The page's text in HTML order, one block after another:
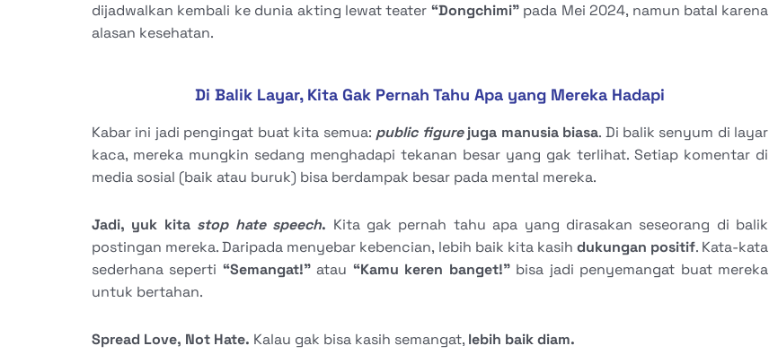
dijadwalkan kembali ke dunia akting lewat teater “Dongchimi”pada Mei 2024, namun batal karena
alasan kesehatan.
Di Balik Layar, Kita Gak Pernah Tahu Apa yang Mereka Hadapi
Kabar ini jadi pengingat buat kita semua: public figurejuga manusia biasa. Di balik senyum di layar
kaca, mereka mungkin sedang menghadapi tekanan besar yang gak terlihat. Setiap komentar di
media sosial (baik atau buruk) bisa berdampak besar pada mental mereka.
Jadi, yuk kita stop hate speech. Kita gak pernah tahu apa yang dirasakan seseorang di balik
postingan mereka. Daripada menyebar kebencian, lebih baik kita kasihdukungan positif. Kata-kata
sederhana seperti “Semangat!”atau “Kamu keren banget!”bisa jadi penyemangat buat mereka
untuk bertahan.
Spread Love, Not Hate. Kalau gak bisa kasih semangat, lebih baik diam.